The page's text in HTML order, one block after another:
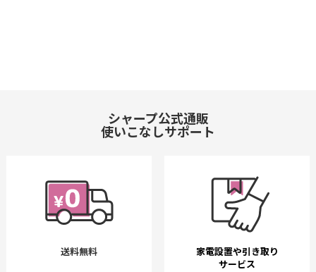
シャープ公式通販
使いこなしサポート
送料無料
家電設置や引き取り
サービス